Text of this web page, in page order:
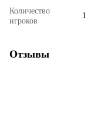
Количество
игроков
1
Отзывы